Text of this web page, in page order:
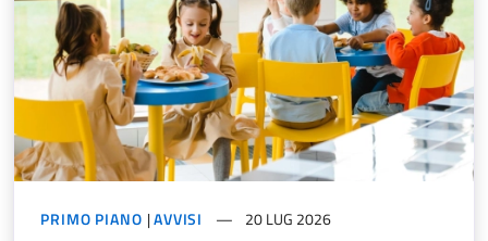
PRIMO PIANO |AVVISI 20 LUG 2026